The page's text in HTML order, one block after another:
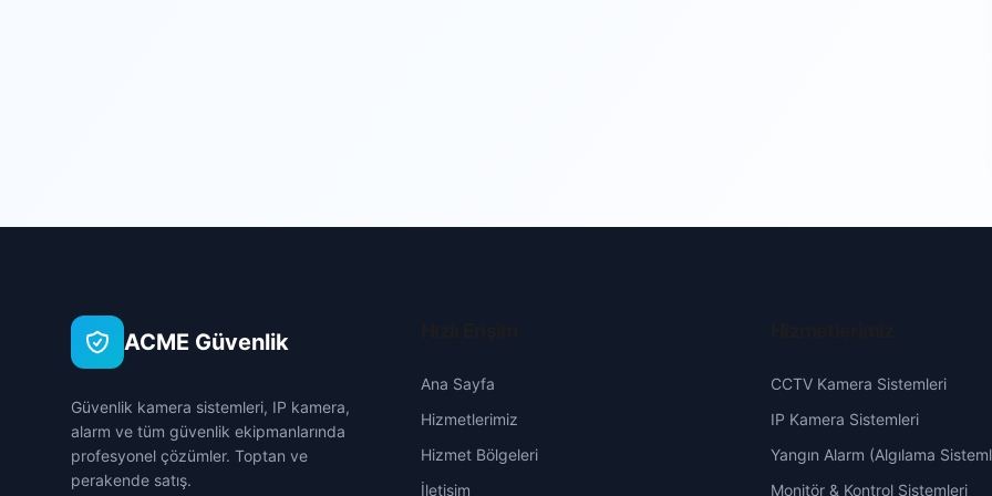
ACME Güvenlik
Güvenlik kamera sistemleri, IP kamera,
alarm ve tüm güvenlik ekipmanlarında
profesyonel çözümler. Toptan ve
perakende satış.
Ana Sayfa
Hizmetlerimiz
Hizmet Bölgeleri
İletişim
CCTV Kamera Sistemleri
IP Kamera Sistemleri
Yangın Alarm (Algılama
Monitör & Kontrol Sistemleri